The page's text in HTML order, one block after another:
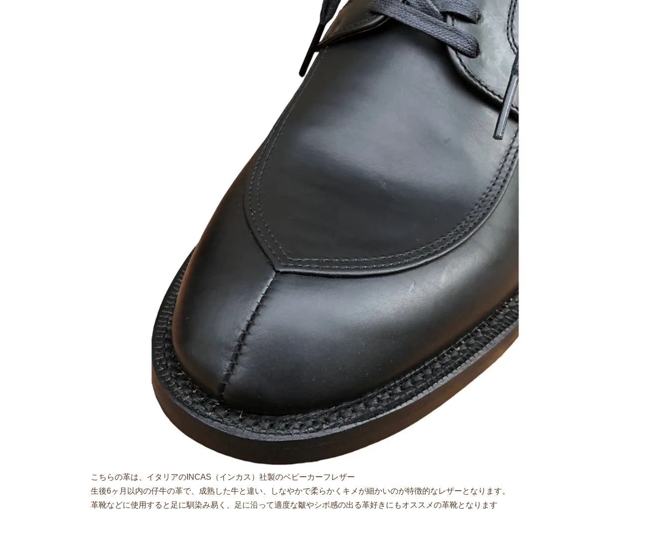
こちらの革は、イタリアのINCAS（インカス）社製のベビーカーフレザー
生後6ヶ月以内の仔牛の革で、成熟した牛と違い、しなやかで柔らかくキメが細かいのが特徴的なレザーとなります。
革靴などに使用すると足に馴染み易く、足に沿って適度な皺やシボ感の出る革好きにもオススメの革靴となります